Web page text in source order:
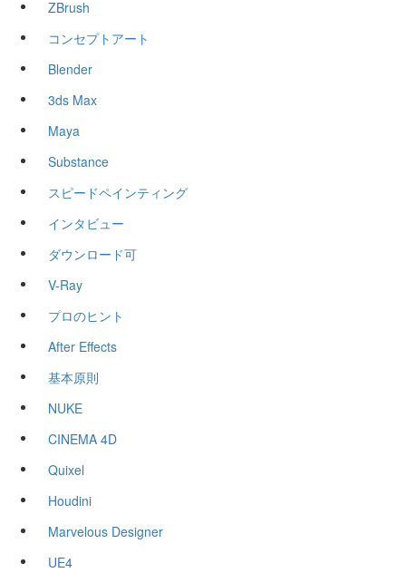
ZBrush
コンセプトアート
Blender
3ds Max
Maya
Substance
スピードペインティング
インタビュー
ダウンロード可
V-Ray
プロのヒント
After Effects
基本原則
NUKE
CINEMA 4D
Quixel
Houdini
Marvelous Designer
UE4